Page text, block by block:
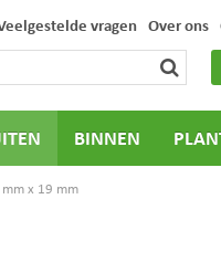
x 19 mm
vragen Over ons
BINNEN